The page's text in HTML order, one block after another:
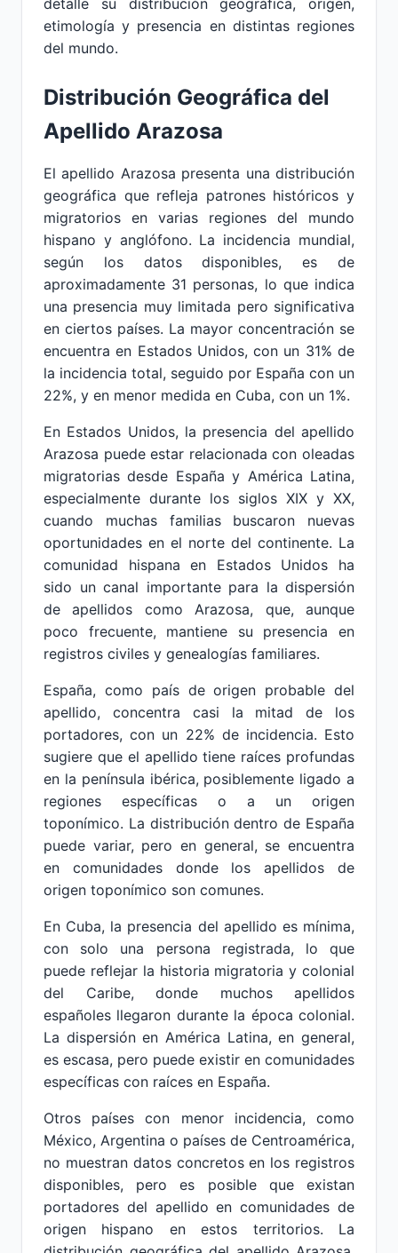
detalle su distribución geográfica, origen,
etimología y presencia en distintas regiones
del mundo.
Distribución Geográfica del
Apellido Arazosa
El apellido Arazosa presenta una distribución
geográfica que refleja patrones históricos y
migratorios en varias regiones del mundo
hispano y anglófono. La incidencia mundial,
según los datos disponibles, es de
aproximadamente 31 personas, lo que indica
una presencia muy limitada pero significativa
en ciertos países. La mayor concentración se
encuentra en Estados Unidos, con un 31% de
la incidencia total, seguido por España con un
22%, y en menor medida en Cuba, con un 1%.
En Estados Unidos, la presencia del apellido
Arazosa puede estar relacionada con oleadas
migratorias desde España y América Latina,
especialmente durante los siglos XIX y XX,
cuando muchas familias buscaron nuevas
oportunidades en el norte del continente. La
comunidad hispana en Estados Unidos ha
sido un canal importante para la dispersión
de apellidos como Arazosa, que, aunque
poco frecuente, mantiene su presencia en
registros civiles y genealogías familiares.
España, como país de origen probable del
apellido, concentra casi la mitad de los
portadores, con un 22% de incidencia. Esto
sugiere que el apellido tiene raíces profundas
en la península ibérica, posiblemente ligado a
regiones específicas o a un origen
toponímico. La distribución dentro de España
puede variar, pero en general, se encuentra
en comunidades donde los apellidos de
origen toponímico son comunes.
En Cuba, la presencia del apellido es mínima,
con solo una persona registrada, lo que
puede reflejar la historia migratoria y colonial
del Caribe, donde muchos apellidos
españoles llegaron durante la época colonial.
La dispersión en América Latina, en general,
es escasa, pero puede existir en comunidades
específicas con raíces en España.
Otros países con menor incidencia, como
México, Argentina o países de Centroamérica,
no muestran datos concretos en los registros
disponibles, pero es posible que existan
portadores del apellido en comunidades de
origen hispano en estos territorios. La